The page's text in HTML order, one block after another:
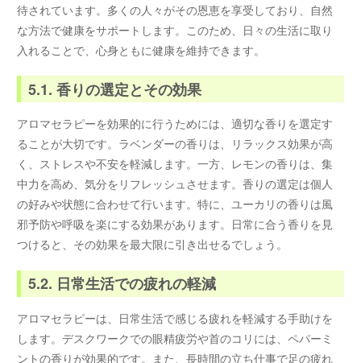
待されています。多くの人々がその恩恵を享受しており、自然
な方法で健康をサポートします。このため、日々の生活に取り
入れることで、心身ともに健康を維持できます。
5.1. 香りの選定とその効果
アロマセラピーを効果的に行うためには、適切な香りを選定す
ることが大切です。ラベンダーの香りは、リラックス効果が高
く、ストレスや不安を軽減します。一方、レモンの香りは、集
中力を高め、気分をリフレッシュさせます。香りの選定は個人
の好みや状態に合わせて行います。特に、ユーカリの香りは風
邪予防や呼吸を楽にする効果があります。日常に合う香りを見
つけると、その効果を最大限に引き出せるでしょう。
5.2. 日常生活での疲れの軽減
アロマセラピーは、日常生活で感じる疲れを軽減する手助けを
します。デスクワークでの眼精疲労や首のコリには、ペパーミ
ントの香りが効果的です。また、長時間の立ち仕事で足の疲れ